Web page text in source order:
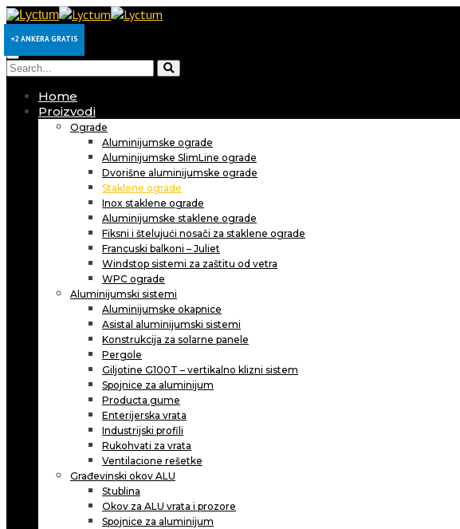
Home
Proizvodi
Ograde
Aluminijumske ograde
Aluminijumske SlimLine ograde
Dvorišne aluminijumske ograde
Staklene ograde
Inox staklene ograde
Aluminijumske staklene ograde
Fiksni i štelujući nosači za staklene ograde
Francuski balkoni – Juliet
Windstop sistemi za zaštitu od vetra
WPC ograde
Aluminijumski sistemi
Aluminijumske okapnice
Asistal aluminijumski sistemi
Konstrukcija za solarne panele
Pergole
Giljotine G100T – vertikalno klizni sistem
Spojnice za aluminijum
Producta gume
Enterijerska vrata
Industrijski profili
Rukohvati za vrata
Ventilacione rešetke
Građevinski okov ALU
Stublina
Okov za ALU vrata i prozore
Spojnice za aluminijum
+2 ANKERA GRATIS
+2 ANKERA GRATIS